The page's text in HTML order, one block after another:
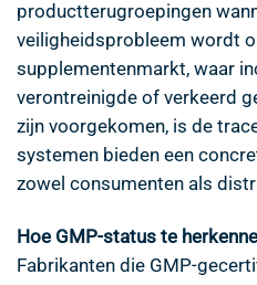
productterugroepingen
veiligheidsprobleem wordt
supplementenmarkt, waar
verontreinigde of verkeerd
zijn voorgekomen, is de
systemen bieden een
zowel consumenten als
Hoe GMP-status te
Fabrikanten die GMP-